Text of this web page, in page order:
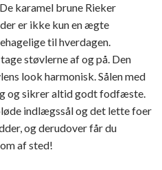
karamel brune Rieker
er ikke kun en ægte
til hverdagen.
støvlerne af og på. Den
look harmonisk. Sålen med
og sikrer altid godt fodfæste.
indlægssål og det lette foer
og derudover får du
af sted!